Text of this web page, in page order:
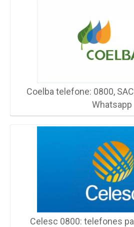
Coelba telefone: 0800,
Whatsapp
Celesc 0800: telefones